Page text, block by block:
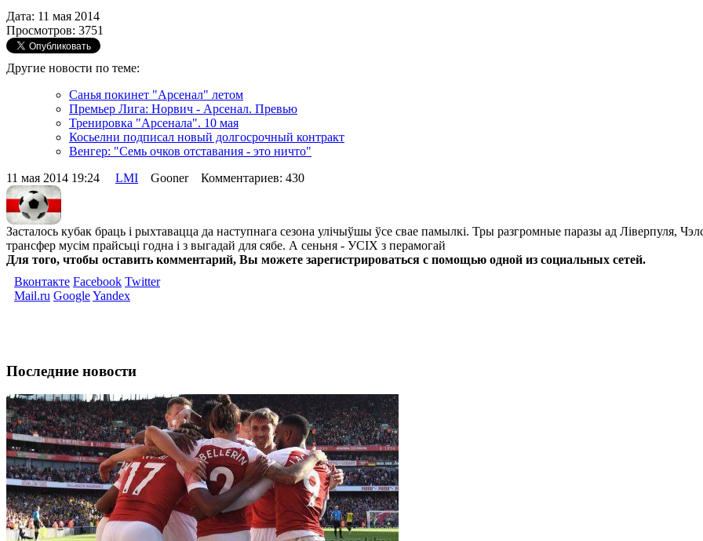
Дата: 11 мая 2014
Просмотров: 3751
Другие новости по теме:
Санья покинет "Арсенал" летом
Премьер Лига: Норвич - Арсенал. Превью
Тренировка "Арсенала". 10 мая
Косьелни подписал новый долгосрочный контракт
Венгер: "Семь очков отставания - это ничто"
11 мая 2014 19:24 LMI Gooner Комментариев: 430
Засталось кубак браць і рыхтавацца да наступнага сезона улічыўшы ўсе свае памылкі. Тры разгромные паразы ад Ліверпуля,
трансфер мусім прайсьці годна і з выгадай для сябе. А сеньня - УСІХ з перамогай
Для того, чтобы оставить комментарий, Вы можете зарегистрироваться с помощью одной из социальных сетей.
Вконтакте Facebook Twitter
Mail.ru GoogleYandex
Последние новости